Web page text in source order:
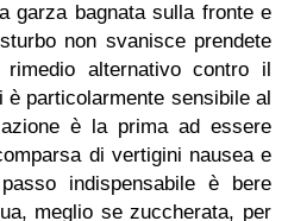
garza bagnata sulla fronte e
non svanisce prendete
alternativo contro il
particolarmente sensibile al
è la prima ad essere
di vertigini nausea e
indispensabile è bere
meglio se zuccherata, per